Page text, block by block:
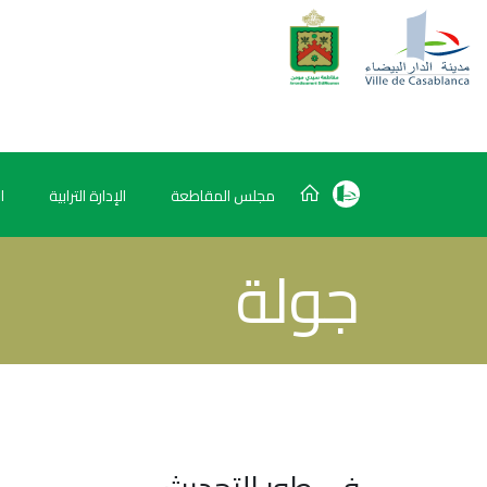
مجلس المقاطعة الإدارة الترابية
جولة